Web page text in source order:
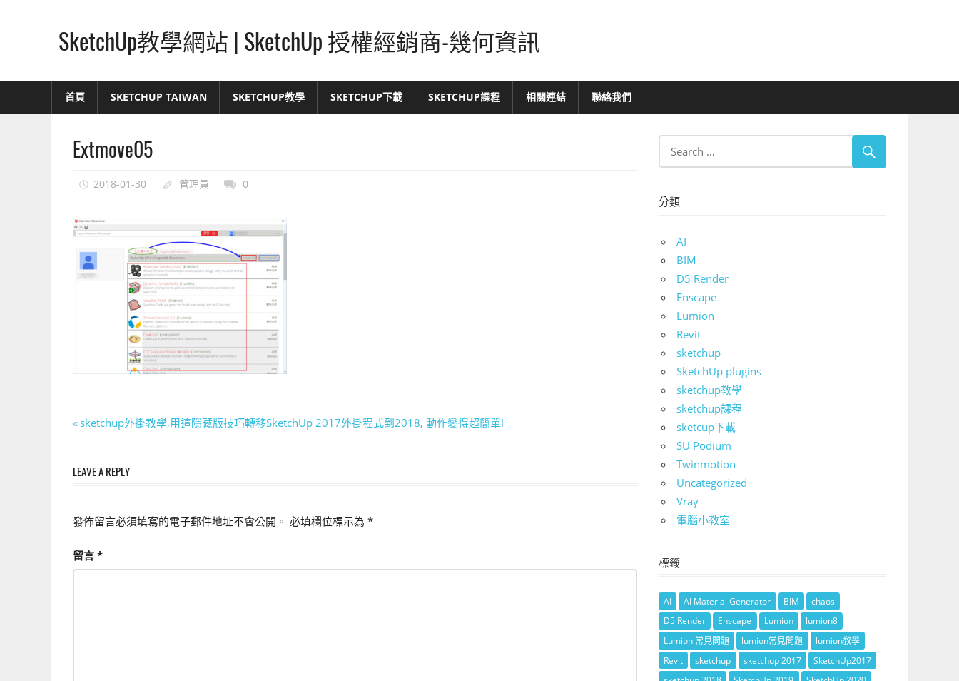
SketchUp教學網站 | SketchUp 授權經銷商-幾何資訊
最
首頁 SKETCHUP TAIWAN SKETCHUP教學 SKETCHUP下載 SKETCHUP課程 相關連結 聯絡我們
Extmove05
2018-01-30 管理員 0
文
導
覽
Previous
sketchup外掛教學,用這隱藏版技巧轉移SketchUp 2017外掛程式到2018, 動作變得超簡單!
LEAVE A REPLY
發佈留言必須填寫的電子郵件地址不會公開。 必填欄位標示為 *
留言 *
分類
AI
BIM
D5 Render
Enscape
Lumion
Revit
sketchup
SketchUp plugins
sketchup教學
sketchup課程
sketcup下載
SU Podium
Twinmotion
Uncategorized
Vray
電腦小教室
標籤
AI AI Material Generator BIM
chaos
D5 Render
Enscape Lumion
lumion8
Lumion 常見問題
lumion常見問題
lumion教學
Revit
sketchup sketchup 2017
SketchUp2017